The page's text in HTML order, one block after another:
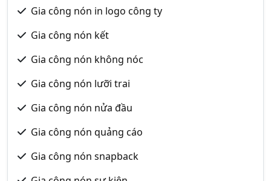
Gia công nón in logo công ty
Gia công nón kết
Gia công nón không nóc
Gia công nón lưỡi trai
Gia công nón nửa đầu
Gia công nón quảng cáo
Gia công nón snapback